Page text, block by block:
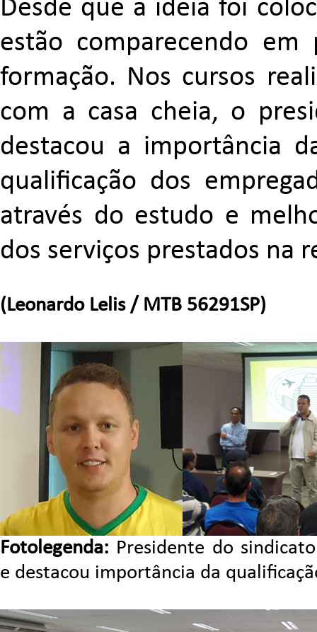
Desde que a ideia foi
estão comparecendo em
formação. Nos cursos
com a casa cheia, o
destacou a importância
qualificação dos
através do estudo e
dos serviços prestados na
(Leonardo Lelis / MTB 56291SP)
Fotolegenda: Presidente do
e destacou importância da